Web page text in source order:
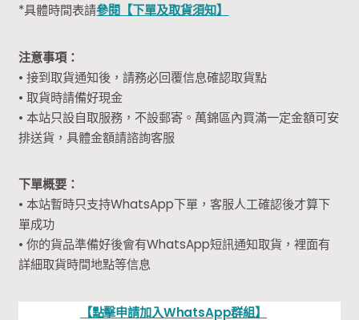
*具體時間表請參閱【下單及取貨須知】
注意事項：
• 接到取貨通知後，請務必回覆信息確認取貨點
• 取貨時請備好現金
• 本站只設自取服務，不設郵寄。萬錦區內買滿一定金額可安
排送貨，具體金額請諮詢客服
下單概要：
• 本站暫時只支持WhatsApp下單，客服人工確認後才算下
單成功
• 你的貨品準備好後會有WhatsApp短訊通知取貨，裡面有
詳細取貨時間地點等信息
【點擊申請加入WhatsApp群組】